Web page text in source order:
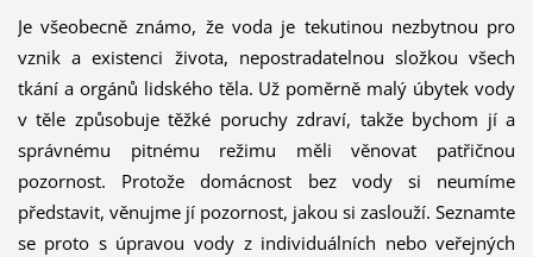
Je všeobecně známo, že voda je tekutinou nezbytnou pro
vznik a existenci života, nepostradatelnou složkou všech
tkání a orgánů lidského těla. Už poměrně malý úbytek vody
v těle způsobuje těžké poruchy zdraví, takže bychom jí a
správnému pitnému režimu měli věnovat patřičnou
pozornost. Protože domácnost bez vody si neumíme
představit, věnujme jí pozornost, jakou si zaslouží.Seznamte
se proto s úpravou vody z individuálních nebo veřejných